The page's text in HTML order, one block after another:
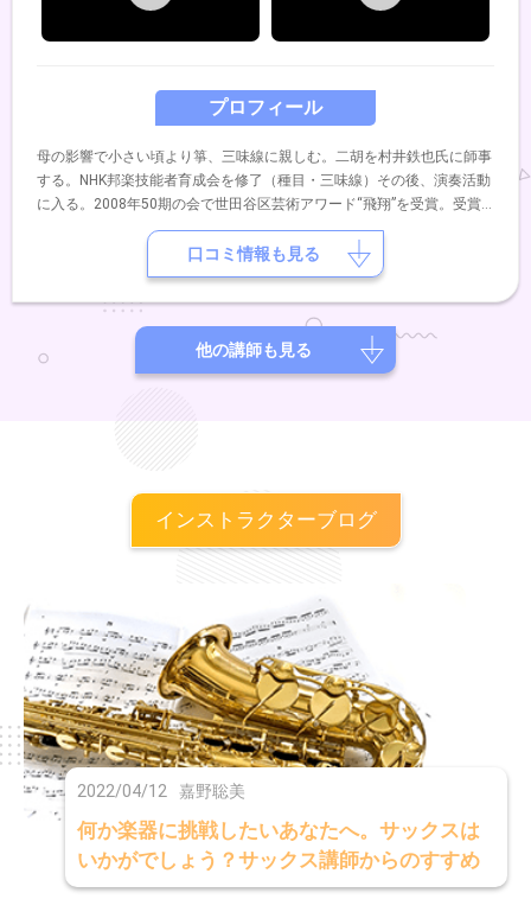
プロフィール
母の影響で小さい頃より箏、三味線に親しむ。二胡を村井鉄也氏に師事
する。NHK邦楽技能者育成会を修了（種目・三味線）その後、演奏活動
に入る。2008年50期の会で世田谷区芸術アワード“飛翔”を受賞。受賞
公演では、韓国のコムンゴ・サンジョを三味線で演奏し好評を博す。
口コミ情報も見る
他の講師も見る
インストラクターブログ
2022/04/12 嘉野聡美
何か楽器に挑戦したいあなたへ。サックスは
いかがでしょう？サックス講師からのすすめ